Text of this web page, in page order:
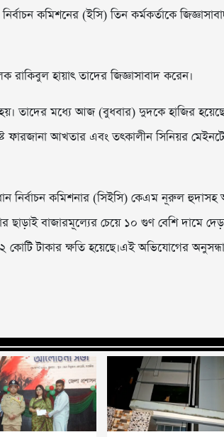
কমিশনের (ইসি) তিন কর্মকর্তাকে
হায়াৎ তাদের জিজ্ঞাসাবাদ করেন।
তাদের মধ্যে আজ (বুধবার) দুদকে হাজির
ফারজানা আখতার এবং তৎকালীন সিনিয়র
নির্বাচন কমিশনার (সিইসি) কেএম নূরুল হুদাসহ
ছাড়াই বাজারমূল্যের চেয়ে ১০ গুণ বেশি দামে
টাকার ক্ষতি হয়েছে।এই অভিযোগের